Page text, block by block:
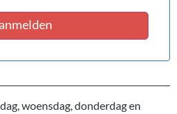
woensdag, donderdag en